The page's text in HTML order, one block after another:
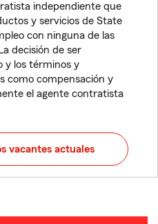
independiente que
y servicios de State
con ninguna de las
decisión de ser
y los términos y
como compensación y
el agente contratista
vacantes actuales